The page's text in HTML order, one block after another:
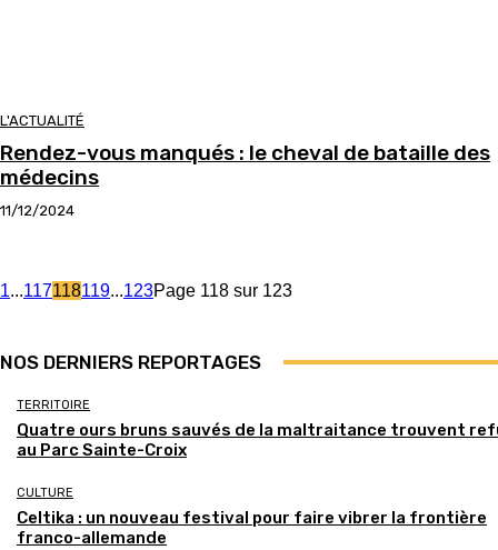
L'ACTUALITÉ
Rendez-vous manqués : le cheval de bataille des
médecins
11/12/2024
1...117118119...123Page 118 sur 123
NOS DERNIERS REPORTAGES
TERRITOIRE
Quatre ours bruns sauvés de la maltraitance trouvent
au Parc Sainte-Croix
CULTURE
Celtika : un nouveau festival pour faire vibrer la frontière
franco-allemande